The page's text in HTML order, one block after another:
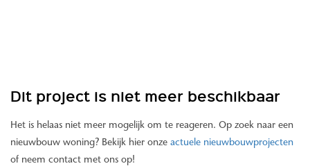
Dit project is niet meer beschikbaar
Het is helaas niet meer mogelijk om te reageren. Op zoek naar een
nieuwbouw woning? Bekijk hier onze actuele nieuwbouwprojecten
of neem contact met ons op!